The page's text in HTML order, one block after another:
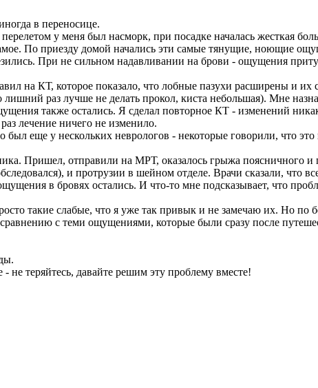
в переносице.
у меня был насморк, при посадке началась жесткая
По приезду домой начались эти самые тянущие, ноющие
При не сильном надавливании на брови - ощущения
на КТ, которое показало, что лобные пазухи расширены и их
раз лучше не делать прокол, киста небольшая). Мне
также остались. Я сделал повторное КТ - изменений
лечение ничего не изменило.
еще у нескольких неврологов - некоторые говорили, что
Пришел, отправили на МРТ, оказалось грыжа поясничного и
и протрузии в шейном отделе. Врачи сказали, что
в бровях остались. И что-то мне подсказывает, что
такие слабые, что я уже так привык и не замечаю их. Но по
с теми ощущениями, которые были сразу после
не теряйтесь, давайте решим эту проблему вместе!